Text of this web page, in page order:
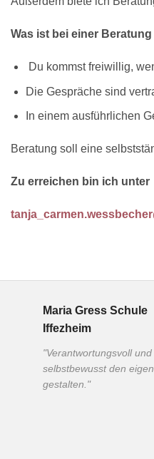
Was ist bei einer
Du kommst freiwillig,
Die Gespräche sind
In einem ausführlichen
Beratung soll eine
Zu erreichen bin ich unter
Maria Gress Schule
Iffezheim
"Verantwortungsvoll und
selbstbewusst den
gestalten."